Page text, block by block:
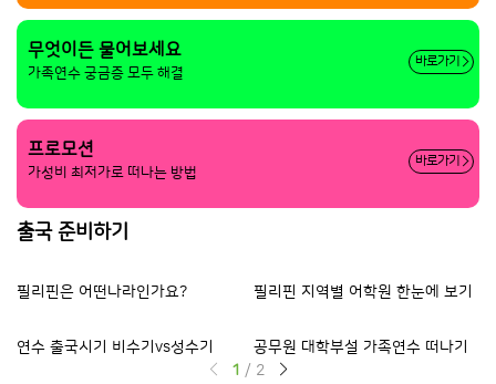
무엇이든 물어보세요
가족연수 궁금증 모두 해결
바로가기
프로모션
가성비 최저가로 떠나는 방법
바로가기
출국 준비하기
필리핀은 어떤나라인가요? 필리핀 지역별 어학원 한눈에 보기
연수 출국시기 비수기vs성수기 공무원 대학부설 가족연수 떠나기
1 / 2